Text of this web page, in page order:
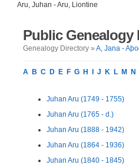
Aru, Juhan - Aru, Liontine
Public Genealogy
Genealogy Directory » A, Jana -
A B C D E F G H J K L M N
Juhan Aru (1749 - 1755)
Juhan Aru (1765 - d.)
Juhan Aru (1888 - 1942)
Juhan Aru (1864 - 1936)
Juhan Aru (1840 - 1845)